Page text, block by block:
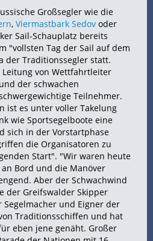
Großsegler wie die
, Viermastbark Sedov oder
Sail-Schauplatz bereits
"vollsten Tag der Sail auf dem
der Traditionssegler statt.
von Wettfahrtleiter
der schwachen
Teilnehmer.
ist es unter voller Takelung
wie Sportsegelboote eine
sich in der Vorstartphase
die Organisatoren zu
Start". "Wir waren heute
Bord und die Manöver
Aber der Schwachwind
der Greifswalder Skipper
Segelmacher und Eigner der
Traditionsschiffen und hat
eben jene genäht. Großer